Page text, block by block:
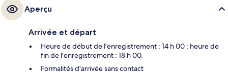
Aperçu
Arrivée et départ
Heure de début de l'enregistrement : 14 h 00 ; heure de
fin de l'enregistrement : 18 h 00.
Formalités d'arrivée sans contact